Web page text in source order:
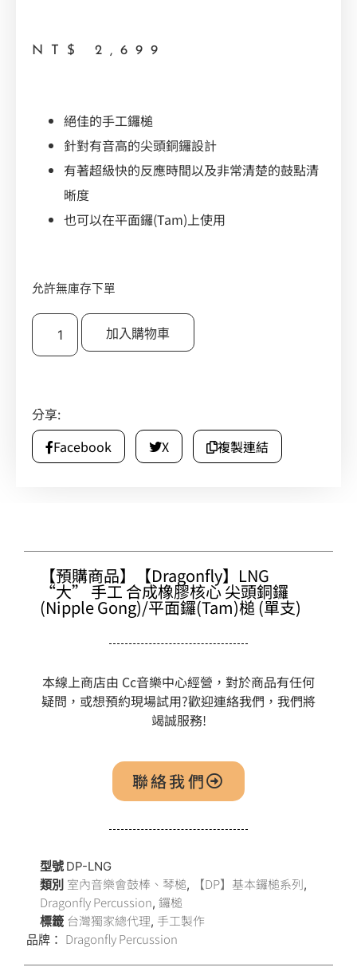
NT$ 2,699
絕佳的手工鑼槌
針對有音高的尖頭銅鑼設計
有著超級快的反應時間以及非常清楚的鼓點清
晰度
也可以在平面鑼(Tam)上使用
允許無庫存下單
加入購物車
分享:
Facebook
X 複製連結
【預購商品】【Dragonfly】LNG
“大” 手工 合成橡膠核心 尖頭銅鑼
(Nipple Gong)/平面鑼(Tam)槌 (單支)
本線上商店由 Cc音樂中心經營，對於商品有任何
疑問，或想預約現場試用?歡迎連絡我們，我們將
竭誠服務!
聯絡我們
型號 DP-LNG
類別 室內音樂會鼓棒、琴槌, 【DP】基本鑼槌系列,
Dragonfly Percussion, 鑼槌
標籤 台灣獨家總代理, 手工製作
品牌： Dragonfly Percussion